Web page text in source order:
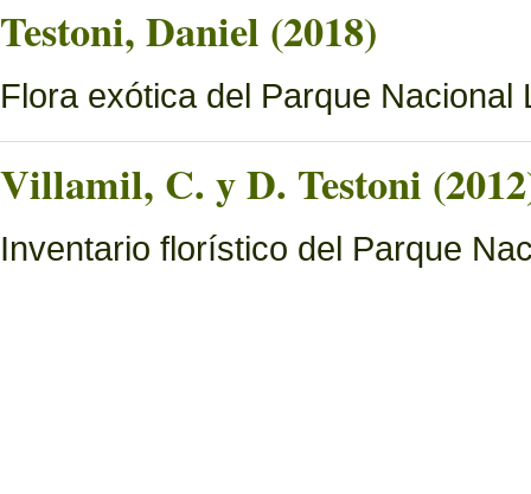
Testoni, Daniel (2018)
Flora exótica del Parque Nacional
Villamil, C. y D. Testoni
Inventario florístico del Parque